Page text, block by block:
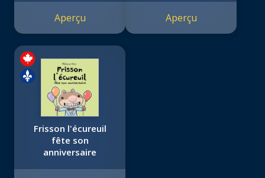
Aperçu Aperçu
Frisson l'écureuil
fête son
anniversaire